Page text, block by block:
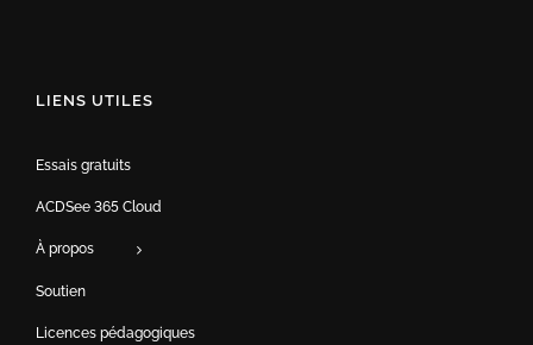
LIENS UTILES
Essais gratuits
ACDSee 365 Cloud
À propos
Soutien
Licences pédagogiques